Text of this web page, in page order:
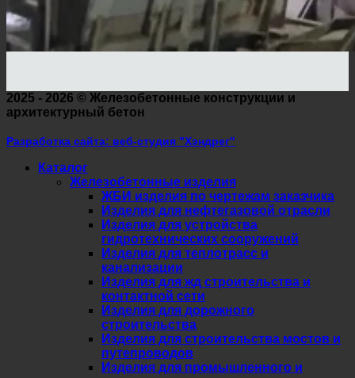
2025 - 2026 © Железобетонные конструкции и
архитектурный бетон
Разработка сайта: веб-студия "Хэндрег"
Каталог
Железобетонные изделия
ЖБИ изделия по чертежам заказчика
Изделия для нефтегазовой отрасли
Изделия для устройства
гидротехнических сооружений
Изделия для теплотрасс и
канализации
Изделия для жд строительства и
контактной сети
Изделия для дорожного
строительства
Изделия для строительства мостов и
путепроводов
Изделия для промышленного и